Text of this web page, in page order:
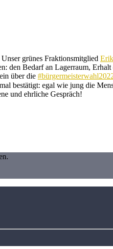
grünes Fraktionsmitglied
den Bedarf an Lagerraum,
über die
bestätigt: egal wie jung die
und ehrliche Gespräch!